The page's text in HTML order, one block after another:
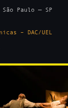
Paulo — SP
– DAC/UEL